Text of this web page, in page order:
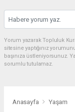
Yorum yazarak Topluluk
sitesine yaptığınız
başınıza üstleniyorsunuz.
sorumlu tutulamaz.
Anasayfa Yaşam